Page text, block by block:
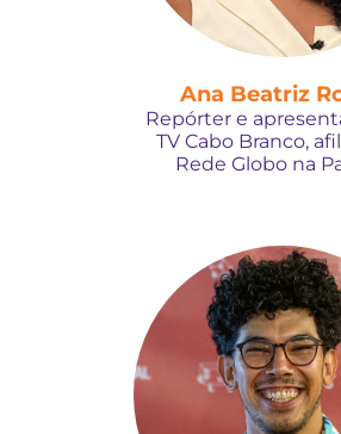
Ana Beatriz
Repórter e
TV Cabo Branco,
Rede Globo na